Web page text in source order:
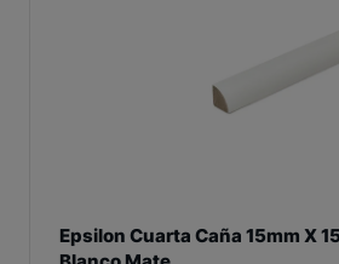
Epsilon Cuarta Caña 15mm X